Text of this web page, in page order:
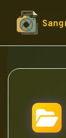
fototapety-
Sprzęt IT i